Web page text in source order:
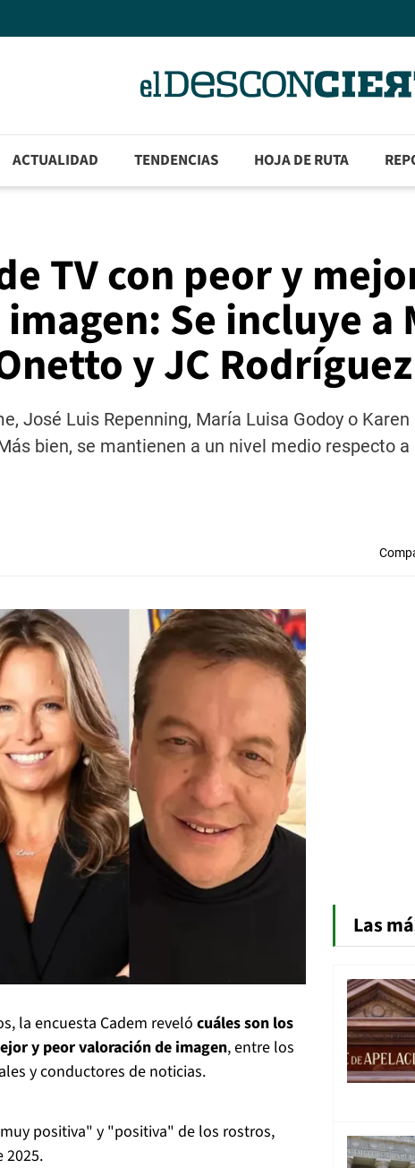
ACTUALIDAD TENDENCIAS HOJA DE RUTA
TV con peor y
Se incluye a
y JC Rodríguez
José Luis Repenning, María Luisa Godoy o
bien, se mantienen a un nivel medio respecto
la encuesta Cadem reveló cuáles son los
y peor valoración de imagen, entre los
y conductores de noticias.
positiva" y "positiva" de los rostros,
2025.
Las